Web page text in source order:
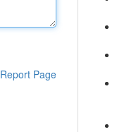
Report Page